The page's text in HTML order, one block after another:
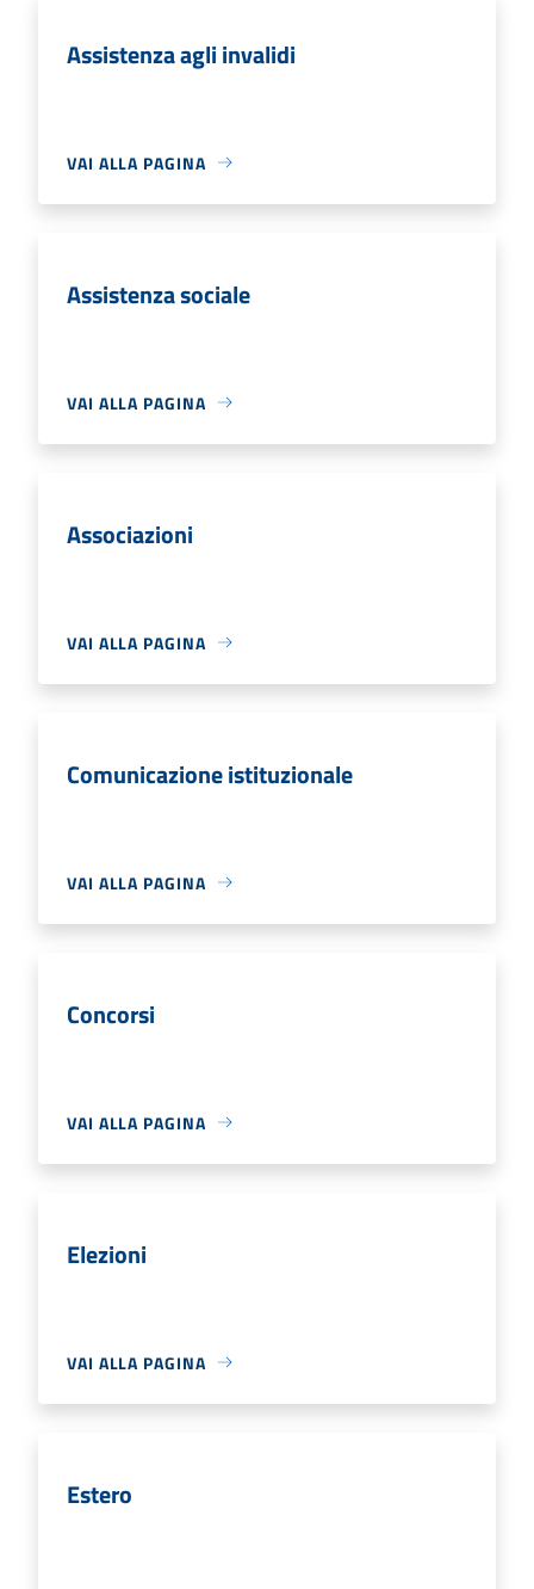
Assistenza agli invalidi
VAI ALLA PAGINA
Assistenza sociale
VAI ALLA PAGINA
Associazioni
VAI ALLA PAGINA
Comunicazione istituzionale
VAI ALLA PAGINA
Concorsi
VAI ALLA PAGINA
Elezioni
VAI ALLA PAGINA
Estero